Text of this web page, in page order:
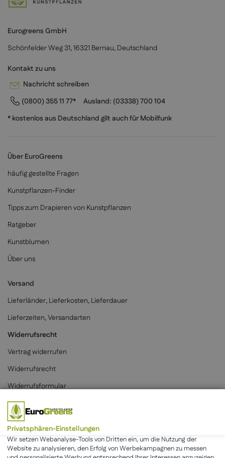
Eurogreens GmbH
Schönfelder Weg 31, 16321 Bernau, Deutschland
Kontakt zu uns
Nachricht schreiben
(0800) 355 11 77*
Ausland: (03338) 700 104
* kostenlos aus Deutschland gilt auch für Mobilfunk
Über EuroGreens
häufig gestellte Fragen
Kunstpflanzen-Finder
Tipps zum Drapieren von Kunstpflanzen
Ratgeber
Kunstblumen
Über uns
Versand
Lieferländer, Lieferkosten, Lieferdauer
Lieferzeiten, Versandarten
Widerrufsrecht
Vertrag widerrufen
Widerrufsrecht
Widerrufsformular
Zahlungsarten
Privatsphären-Einstellungen
Wir setzen Webanalyse-Tools von Dritten ein, um die Nutzung der
Website zu analysieren, den Erfolg von Werbekampagnen zu messen